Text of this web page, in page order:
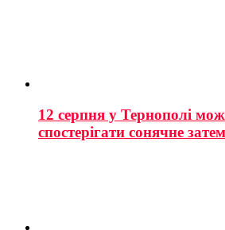
12 серпня у Тернополі
спостерігати сонячне